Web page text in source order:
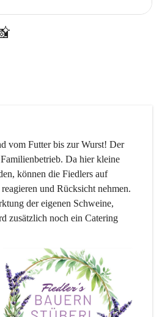
vom Futter bis zur Wurst! Der
Da hier kleine
können die Fiedlers auf
und Rücksicht nehmen.
der eigenen Schweine,
zusätzlich noch ein Catering